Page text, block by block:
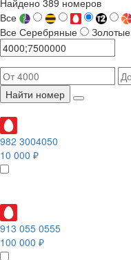
Найдено 389 номеров
Все
Все Серебряные Золотые
Найти номер
982 3004050
10 000 ₽
913 055 0555
100 000 ₽